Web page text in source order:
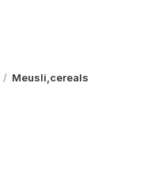
Meusli,cereals